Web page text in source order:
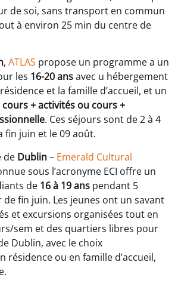
de soi, sans transport en commun
à environ 25 min du centre de
, ATLAS propose un programme a un
les 16-20 ansavec u hébergement
et la famille d’accueil, et un
cours + activités ou cours +
. Ces séjours sont de 2 à 4
fin juin et le 09 août.
de Dublin– Emerald Cultural
sous l’acronyme ECI offre un
de 16 à 19 ans pendant 5
fin juin. Les jeunes ont un savant
et excursions organisées tout en
sem et des quartiers libres pour
Dublin, avec le choix
résidence ou en famille d’accueil,